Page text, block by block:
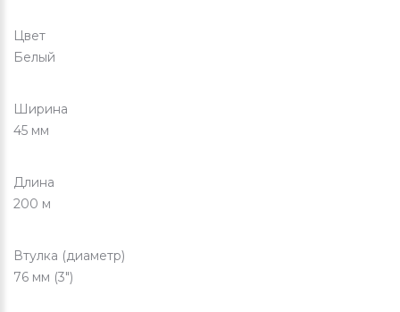
Цвет
Белый
Ширина
45 мм
Длина
200 м
Втулка (диаметр)
76 мм (3")